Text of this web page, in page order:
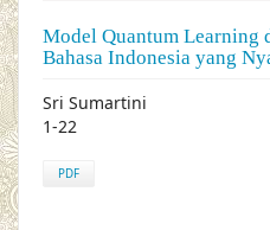
Model Quantum Learning
Bahasa Indonesia yang
Sri Sumartini
1-22
PDF